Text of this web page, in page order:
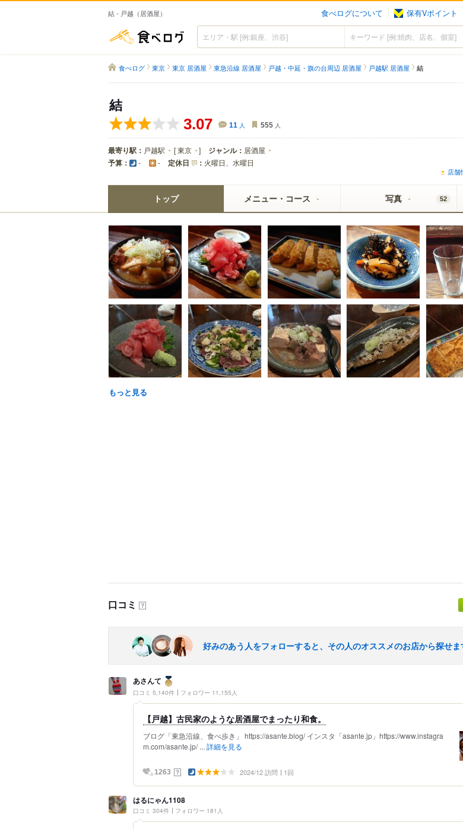
結 - 戸越（居酒屋） 食べログについて 保有Vポイント
食べログ
食べログ 東京 東京 居酒屋 東急沿線 居酒屋 戸越・中延・旗の台周辺 居酒屋 戸越駅 居酒屋 結
結
3.07 11 人 555 人
最寄り駅： 戸越駅 [東京 ] ジャンル： 居酒屋
予算： - - 定休日 ： 火曜日、水曜日
店舗
トップ メニュー・コース 写真 52
もっと見る
口コミ ？
好みのあう人をフォローすると、その人のオススメのお店から探せま
あさんて
口コミ 5,140件 フォロワー 11,155人
【戸越】古民家のような居酒屋でまったり和食。
ブログ「東急沿線、食べ歩き」 https://asante.blog/ インスタ「asante.jp」https://www.instagra
m.com/asante.jp/ ... 詳細を見る
1263 ？ 2024/12 訪問 1回
はるにゃん1108
口コミ 304件 フォロワー 181人